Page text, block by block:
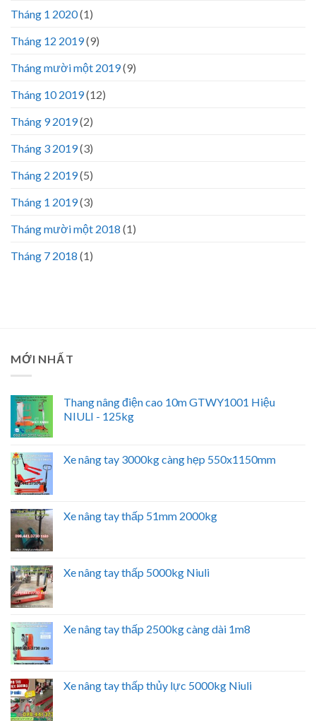
Tháng 1 2020(1)
Tháng 12 2019(9)
Tháng mười một 2019(9)
Tháng 10 2019(12)
Tháng 9 2019(2)
Tháng 3 2019(3)
Tháng 2 2019(5)
Tháng 1 2019(3)
Tháng mười một 2018 (1)
Tháng 7 2018 (1)
MỚI NHẤT
Thang nâng điện cao 10m GTWY1001 Hiệu
NIULI - 125kg
Xe nâng tay 3000kg càng hẹp 550x1150mm
Xe nâng tay thấp 51mm 2000kg
Xe nâng tay thấp 5000kg Niuli
Xe nâng tay thấp 2500kg càng dài 1m8
Xe nâng tay thấp thủy lực 5000kg Niuli